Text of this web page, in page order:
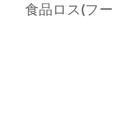
食品ロス(フ